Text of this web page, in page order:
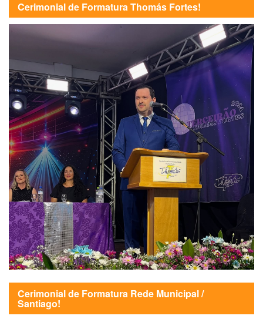
Cerimonial de Formatura Thomás Fortes!
Cerimonial de Formatura Rede Municipal /
Santiago!